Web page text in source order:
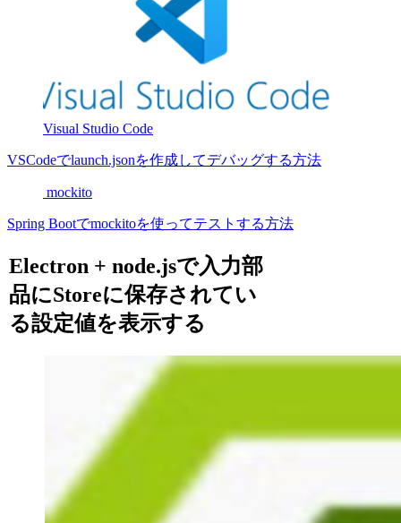
Visual Studio Code
VSCodeでlaunch.jsonを作成してデバッグする方法
mockito
Spring Bootでmockitoを使ってテストする方法
Electron + node.jsで入力部
品にStoreに保存されてい
る設定値を表示する